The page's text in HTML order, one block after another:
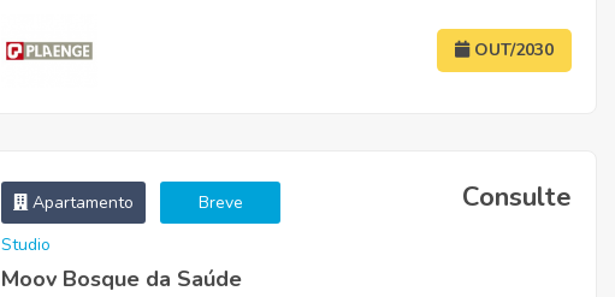
OUT/2030
Apartamento Breve Consulte
Studio
Moov Bosque da Saúde